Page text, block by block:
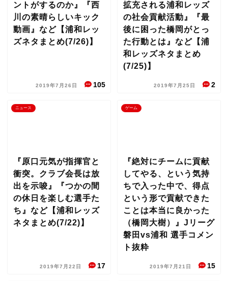
ントがするのか』『西
川の素晴らしいキック
動画』など【浦和レッ
ズネタまとめ(7/26)】
2019年7月26日 105
拡充される浦和レッズ
の社会貢献活動』『最
後に困った橋岡がとっ
た行動とは』など【浦
和レッズネタまとめ
(7/25)】
2019年7月25日 2
ニュース
『原口元気が指揮官と
衝突。クラブ会長は放
出を示唆』『つかの間
の休日を楽しむ選手た
ち』など【浦和レッズ
ネタまとめ(7/22)】
2019年7月22日 17
ゲーム
『絶対にチームに貢献
してやる、という気持
ちで入った中で、得点
という形で貢献できた
ことは本当に良かった
（橋岡大樹）』Jリーグ
磐田vs浦和 選手コメン
ト抜粋
2019年7月21日 15